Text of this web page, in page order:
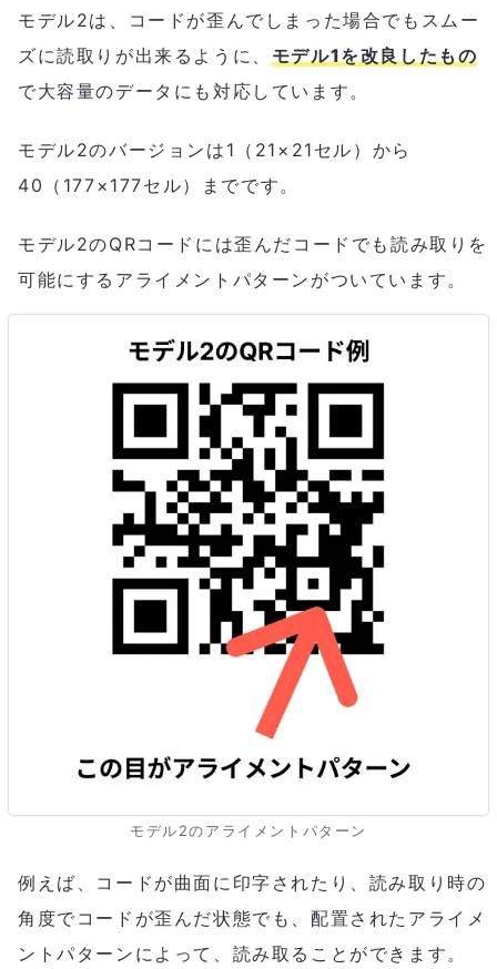
モデル2は、コードが歪んでしまった場合でもスムー
ズに読取りが出来るように、 モデル1を改良したもの
で大容量のデータにも対応しています。
モデル2のバージョンは1（21×21セル）から
40（177×177セル）までです。
モデル2のQRコードには歪んだコードでも読み取りを
可能にするアライメントパターンがついています。
モデル2のアライメントパターン
例えば、コードが曲面に印字されたり、読み取り時の
角度でコードが歪んだ状態でも、配置されたアライメ
ントパターンによって、読み取ることができます。